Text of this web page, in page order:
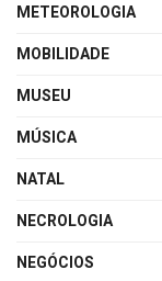
METEOROLOGIA
MOBILIDADE
MUSEU
MÚSICA
NATAL
NECROLOGIA
NEGÓCIOS